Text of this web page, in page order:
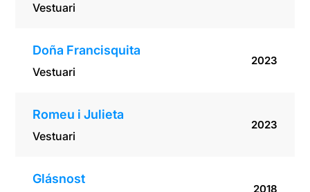
Vestuari
Doña Francisquita
Vestuari
2023
Romeu i Julieta
Vestuari
2023
Glásnost
2018